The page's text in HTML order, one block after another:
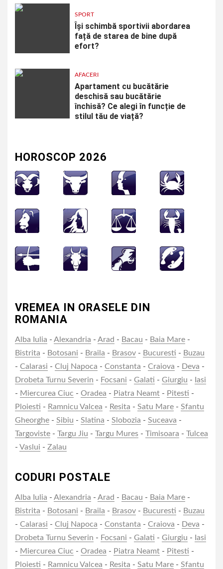
SPORT
Își schimbă sportivii abordarea
față de starea de bine după
efort?
AFACERI
Apartament cu bucătărie
deschisă sau bucătărie
închisă? Ce alegi în funcție de
stilul tău de viață?
HOROSCOP 2026
VREMEA IN ORASELE DIN
ROMANIA
Alba Iulia - Alexandria - Arad - Bacau - Baia Mare -
Bistrita - Botosani - Braila - Brasov - Bucuresti - Buzau
- Calarasi - Cluj Napoca - Constanta - Craiova - Deva -
Drobeta Turnu Severin - Focsani - Galati - Giurgiu - Iasi
- Miercurea Ciuc - Oradea - Piatra Neamt - Pitesti -
Ploiesti - Ramnicu Valcea - Resita - Satu Mare - Sfantu
Gheorghe - Sibiu - Slatina - Slobozia - Suceava -
Targoviste - Targu Jiu - Targu Mures - Timisoara - Tulcea
- Vaslui - Zalau
CODURI POSTALE
Alba Iulia - Alexandria - Arad - Bacau - Baia Mare -
Bistrita - Botosani - Braila - Brasov - Bucuresti - Buzau
- Calarasi - Cluj Napoca - Constanta - Craiova - Deva -
Drobeta Turnu Severin - Focsani - Galati - Giurgiu - Iasi
- Miercurea Ciuc - Oradea - Piatra Neamt - Pitesti -
Ploiesti - Ramnicu Valcea - Resita - Satu Mare - Sfantu